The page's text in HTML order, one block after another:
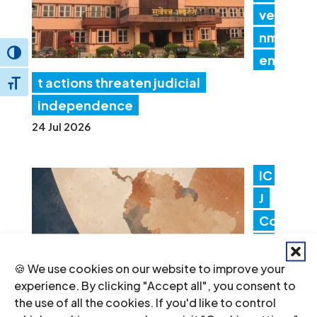
🍪 We use cookies on our website to improve your
experience. By clicking "Accept all", you consent to
the use of all the cookies. If you'd like to control
Toggle High Contrast
Toggle Font size
ver
nm
en
t actions threaten judicial
independence
24 Jul 2026
IC
J
Co
en
es
Lat